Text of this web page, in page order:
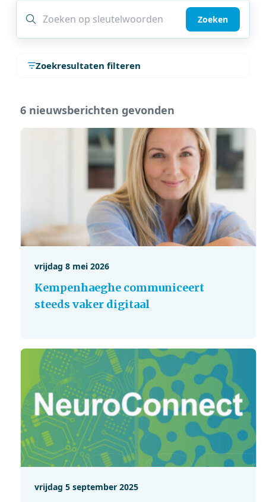
Zoeken
Zoekresultaten filteren
6 nieuwsberichten gevonden
vrijdag 8 mei 2026
Kempenhaeghe communiceert
steeds vaker digitaal
vrijdag 5 september 2025